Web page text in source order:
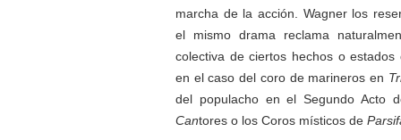
marcha de la acción. Wagner los
el mismo drama reclama
colectiva de ciertos hechos o estados
en el caso del coro de marineros en
del populacho en el Segundo Acto
Cantores o los Coros místicos de